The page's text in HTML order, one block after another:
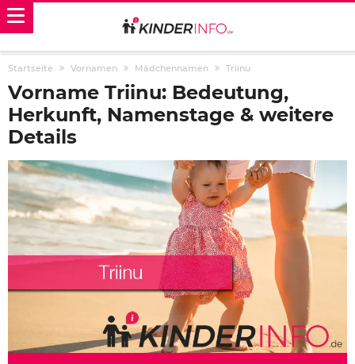
Startseite Vornamen Mädchennamen Triinu
Vorname Triinu: Bedeutung,
Herkunft, Namenstage & weitere
Details